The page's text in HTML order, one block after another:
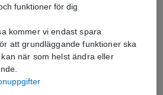
funktioner för dig
kommer vi endast spara
att grundläggande funktioner ska
när som helst ändra eller